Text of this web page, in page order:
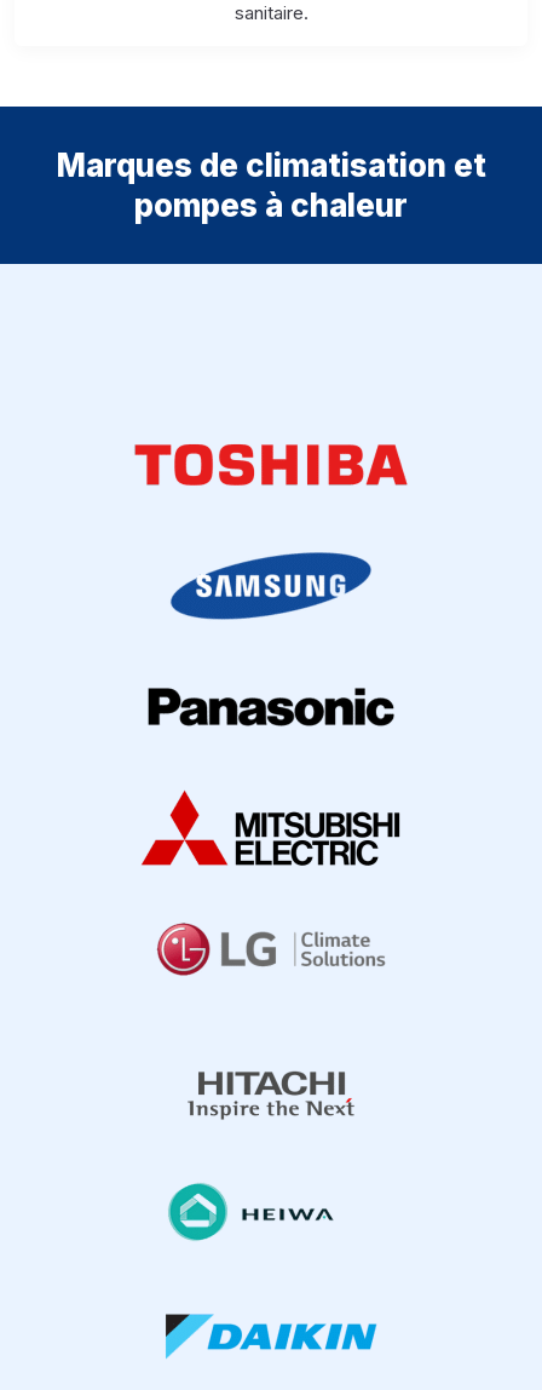
sanitaire.
Marques de climatisation et
pompes à chaleur